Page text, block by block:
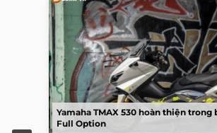
Yamaha TMAX 530 hoàn thiện trong
Full Option